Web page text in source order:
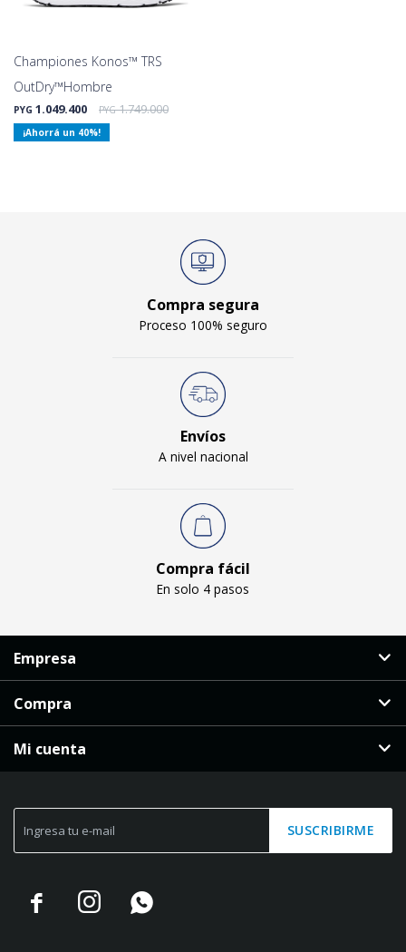
Championes Konos™ TRS
OutDry™Hombre
PYG 1.049.400 PYG 1.749.000
40
Compra segura
Proceso 100% seguro
Envíos
A nivel nacional
Compra fácil
En solo 4 pasos
SUSCRIBIRME
  
Empresa
Compra
Mi cuenta